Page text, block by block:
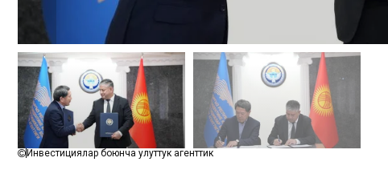
Инвестициялар боюнча улуттук агенттик